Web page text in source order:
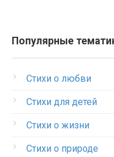
Популярные
Стихи о любви
Стихи для детей
Стихи о жизни
Стихи о природе